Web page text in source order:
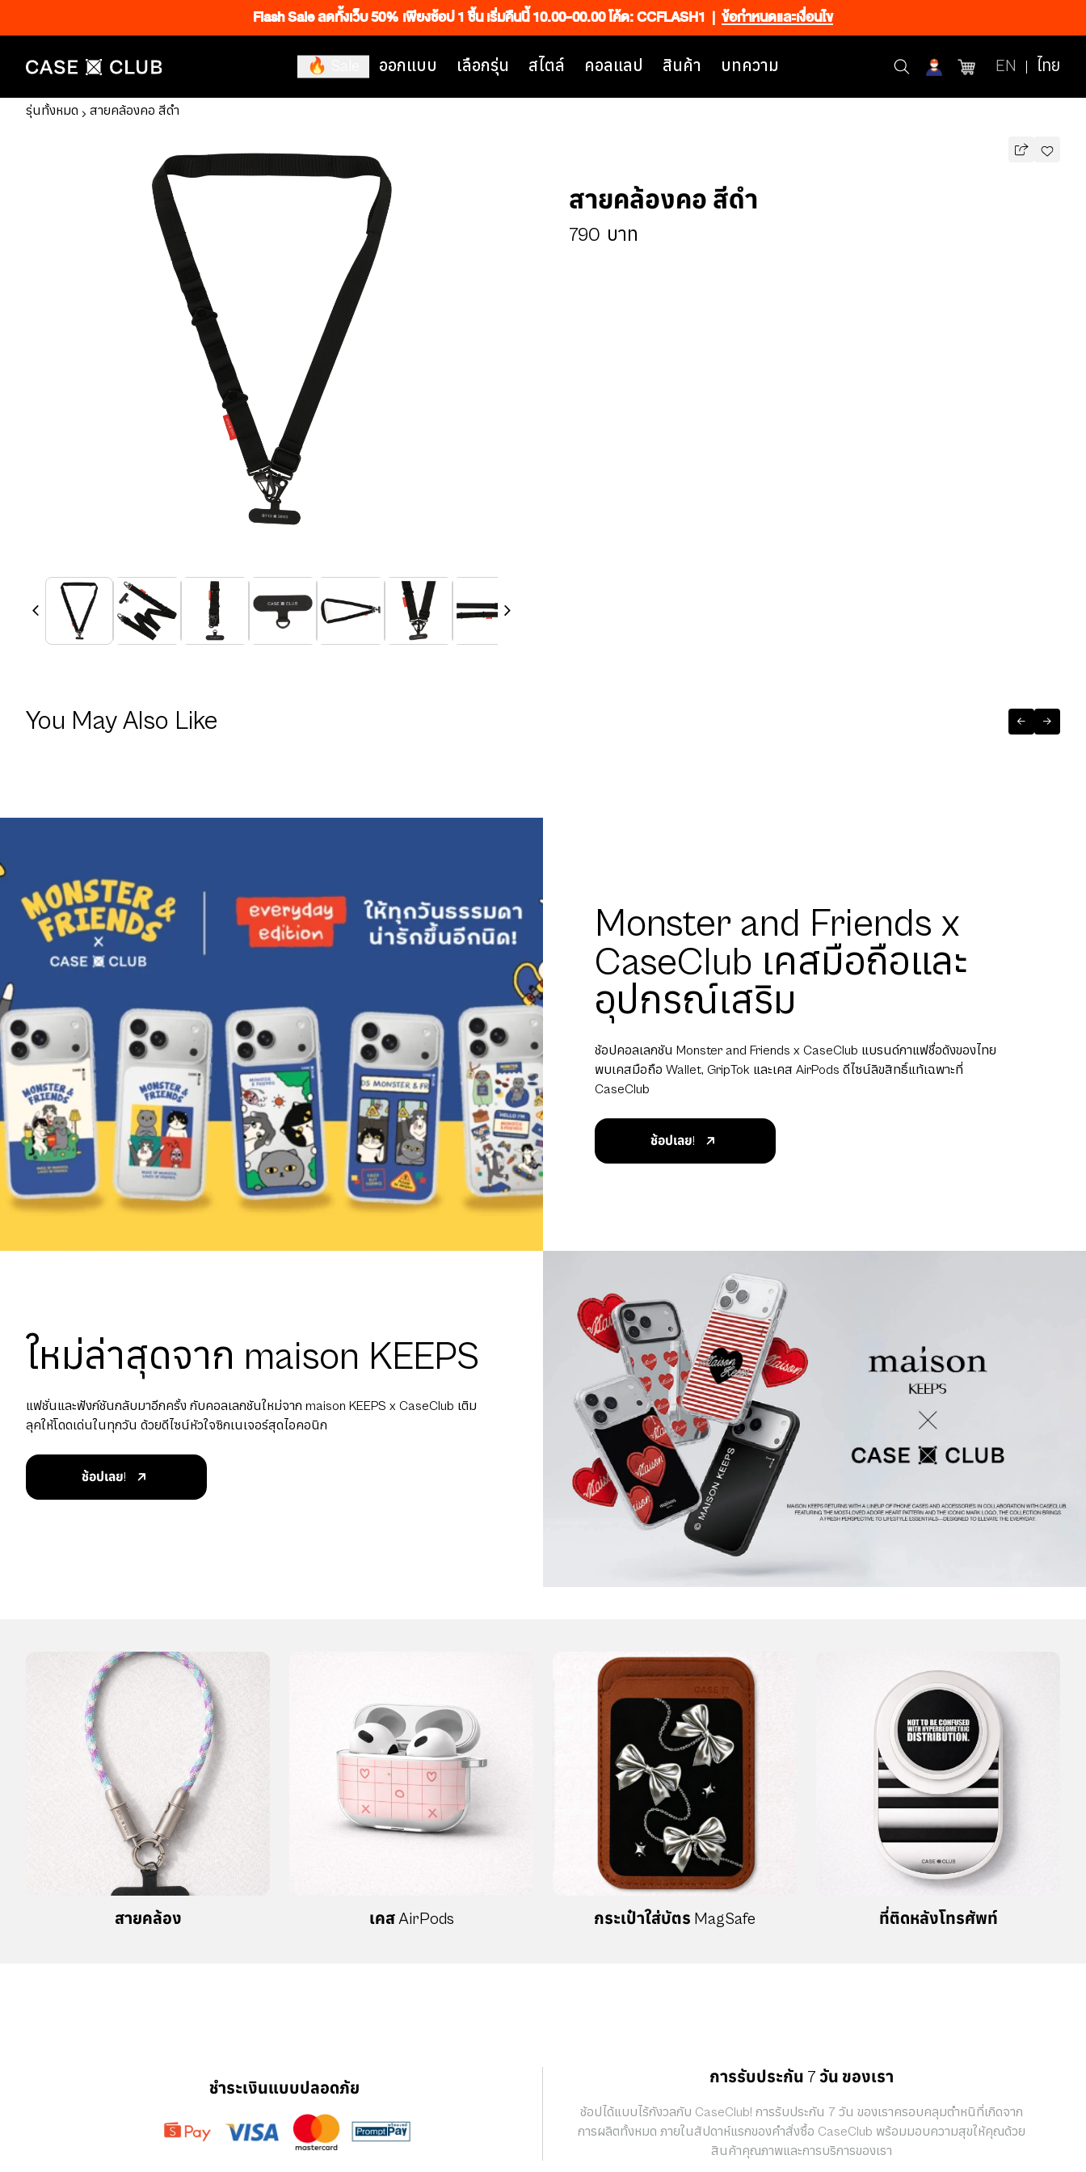
Flash Sale ลดทั้งเว็บ 50% เพียงช้อป 1 ชิ้น เริ่มคืนนี้ 10.00-00.00 โค้ด: CCFLASH1 | ข้อกำหนดและเงื่อนไข
🔥 Sale ออกแบบ เลือกรุ่น สไตล์ คอลแลป สินค้า บทความ EN ไทย
รุ่นทั้งหมด สายคล้องคอ สีดำ
สายคล้องคอ สีดำ
790 บาท
You May Also Like
Monster and Friends x
CaseClub เคสมือถือและ
อุปกรณ์เสริม
ช้อปคอลเลกชัน Monster and Friends x CaseClub แบรนด์กาแฟชื่อดังของไทย
พบเคสมือถือ Wallet, GripTok และเคส AirPods ดีไซน์ลิขสิทธิ์แท้เฉพาะที่
CaseClub
ช้อปเลย!
ใหม่ล่าสุดจาก maison KEEPS
แฟชั่นและฟังก์ชันกลับมาอีกครั้ง กับคอลเลกชันใหม่จาก maison KEEPS x CaseClub เติม
ลุคให้โดดเด่นในทุกวัน ด้วยดีไซน์หัวใจซิกเนเจอร์สุดไอคอนิก
ช้อปเลย!
สายคล้อง เคส AirPods กระเป๋าใส่บัตร MagSafe ที่ติดหลังโทรศัพท์
ชำระเงินแบบปลอดภัย
การรับประกัน 7 วัน ของเรา
ช้อปได้แบบไร้กังวลกับ CaseClub! การรับประกัน 7 วัน ของเราครอบคลุมตำหนิที่เกิดจาก
การผลิตทั้งหมด ภายในสัปดาห์แรกของคำสั่งซื้อ CaseClub พร้อมมอบความสุขให้คุณด้วย
สินค้าคุณภาพและการบริการของเรา